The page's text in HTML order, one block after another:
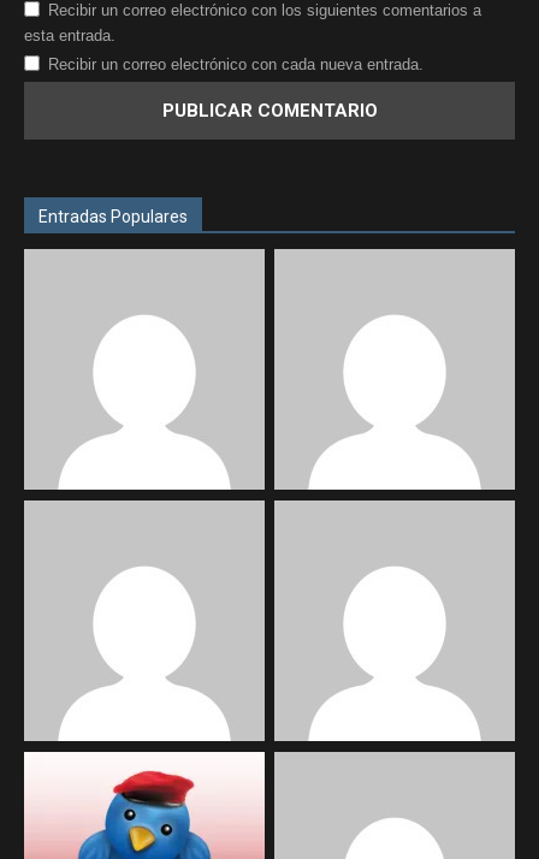
Recibir un correo electrónico con los siguientes comentarios a
esta entrada.
Recibir un correo electrónico con cada nueva entrada.
Entradas Populares